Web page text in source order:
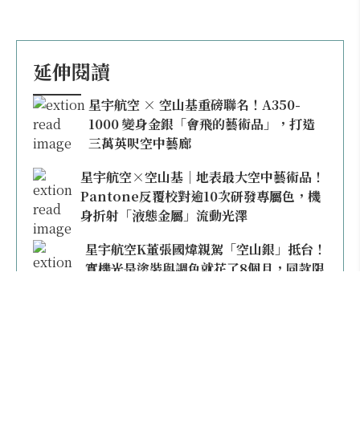
延伸閱讀
星宇航空 × 空山基重磅聯名！A350-
1000 變身金銀「會飛的藝術品」，打造
三萬英呎空中藝廊
星宇航空×空山基｜地表最大空中藝術品！
Pantone反覆校對逾10次研發專屬色，機
身折射「液態金屬」流動光澤
星宇航空K董張國煒親駕「空山銀」抵台！
實機光是塗裝與調色就花了8個月，同款限